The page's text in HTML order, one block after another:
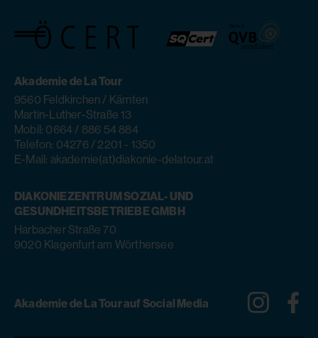
Akademie de La Tour
9560 Feldkirchen / Kärnten
Martin-Luther-Straße 13
Mobil: 0664 / 886 54 884
Telefon: 04276 / 2201 - 1350
E-Mail: akademie(at)diakonie-delatour.at
DIAKONIEZENTRUM SOZIAL- UND
GESUNDHEITSBETRIEBE GMBH
Harbacher Straße 70
9020 Klagenfurt am Wörthersee
Akademie de La Tour auf Social Media